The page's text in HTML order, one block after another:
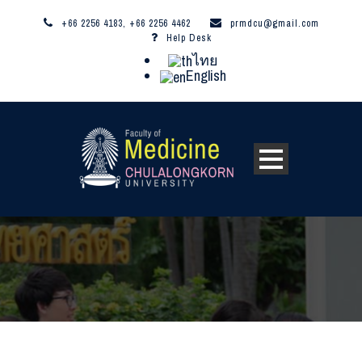
+66 2256 4183, +66 2256 4462
prmdcu@gmail.com
Help Desk
ไทย
English